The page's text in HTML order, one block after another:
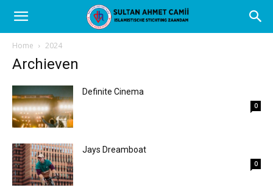
Home 2024
Archieven
Definite Cinema
0
Jays Dreamboat
0